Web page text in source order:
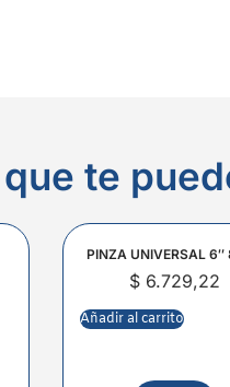
te
PINZA UNIVERSAL 6″
$6.729,22
Añadir al carrito